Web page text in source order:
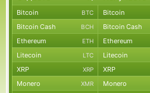
Bitcoin BTC Bitcoin
Bitcoin Cash BCH Bitcoin Cash
Ethereum ETH Ethereum
Litecoin LTC Litecoin
XRP XRP XRP
Monero XMR Monero